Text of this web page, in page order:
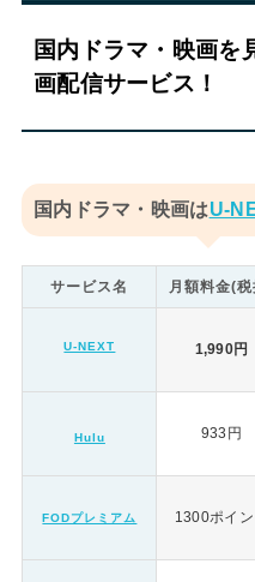
国内ドラマ・映画を
画配信サービス！
国内ドラマ・映画は
サービス名 月額料金(
U-NEXT 1,990円
Hulu 933円
FODプレミアム 1300ポイン